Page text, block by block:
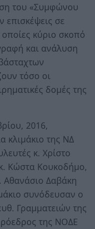
του «Συμφώνου
επισκέψεις σε
κύριο σκοπό
και ανάλυση
τόσο οι
δομές της
2016,
κλιμάκιο της ΝΔ
κ. Χρίστο
Κώστα Κουκοδήμο,
Αθανάσιο Δαβάκη
συνόδευσαν ο
Γραμματειών της
της ΝΟΔΕ